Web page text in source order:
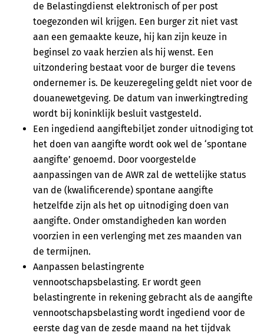
de Belastingdienst elektronisch of per post
toegezonden wil krijgen. Een burger zit niet vast
aan een gemaakte keuze, hij kan zijn keuze in
beginsel zo vaak herzien als hij wenst. Een
uitzondering bestaat voor de burger die tevens
ondernemer is. De keuzeregeling geldt niet voor de
douanewetgeving. De datum van inwerkingtreding
wordt bij koninklijk besluit vastgesteld.
Een ingediend aangiftebiljet zonder uitnodiging tot
het doen van aangifte wordt ook wel de ‘spontane
aangifte’ genoemd. Door voorgestelde
aanpassingen van de AWR zal de wettelijke status
van de (kwalificerende) spontane aangifte
hetzelfde zijn als het op uitnodiging doen van
aangifte. Onder omstandigheden kan worden
voorzien in een verlenging met zes maanden van
de termijnen.
Aanpassen belastingrente
vennootschapsbelasting. Er wordt geen
belastingrente in rekening gebracht als de aangifte
vennootschapsbelasting wordt ingediend voor de
eerste dag van de zesde maand na het tijdvak